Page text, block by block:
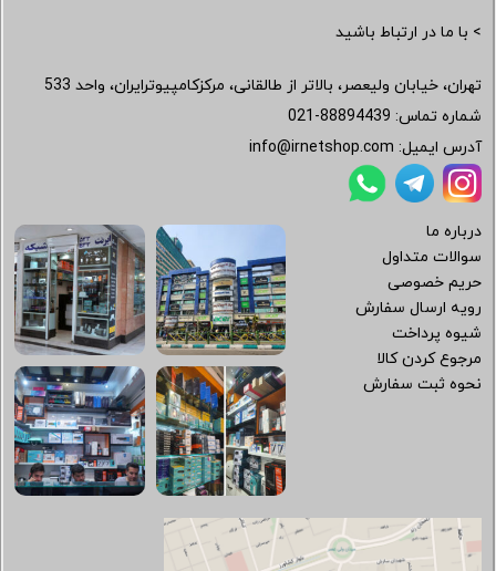
> با ما در ارتباط باشید
تهران، خیابان ولیعصر، بالاتر از طالقانی، مرکزکامپیوترایران، واحد 533
شماره تماس: 021-88894439
آدرس ایمیل: info@irnetshop.com
درباره ما
سوالات متداول
حریم خصوصی
رویه ارسال سفارش
شیوه پرداخت
مرجوع کردن کالا
نحوه ثبت سفارش